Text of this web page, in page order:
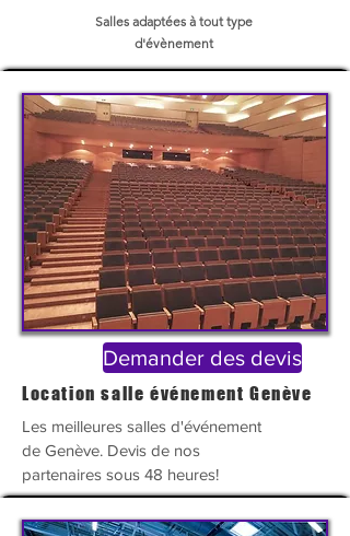
Salles adaptées à tout type
d'évènement
Demander des devis
Location salle événement Genève
Les meilleures salles d'événement
de Genève. Devis de nos
partenaires sous 48 heures!